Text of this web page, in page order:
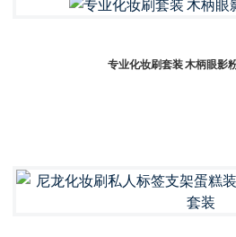
专业化妆刷套装 木柄眼影